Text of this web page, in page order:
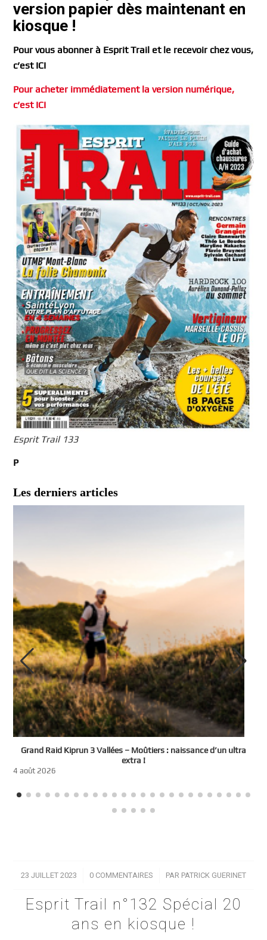
version papier dès maintenant en
kiosque !
Pour vous abonner à Esprit Trail et le recevoir chez vous,
c’est ICI
Pour acheter immédiatement la version numérique,
c’est ICI
Esprit Trail 133
P
Les derniers articles
Grand Raid Kiprun 3 Vallées – Moûtiers : naissance d’un ultra
extra !
4 août 2026
23 JUILLET 2023
/ 0 COMMENTAIRES
/ PAR PATRICK GUERINET
Esprit Trail n°132 Spécial 20
ans en kiosque !